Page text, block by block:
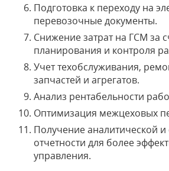
Подготовка к переходу на
перевозочные документы.
Снижение затрат на ГСМ за
планирования и контроля
Учет техобслуживания,
запчастей и агрегатов.
Анализ рентабельности
Оптимизация межцеховых
Получение аналитической
отчетности для более
управления.